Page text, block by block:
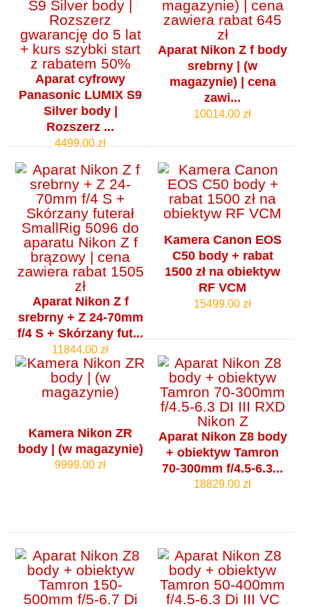
Aparat cyfrowy
Panasonic LUMIX S9
Silver body |
Rozszerz ...
4499.00 zł
Aparat Nikon Z f body
srebrny | (w
magazynie) | cena
zawi...
10014.00 zł
Aparat Nikon Z f
srebrny + Z 24-70mm
f/4 S + Skórzany fut...
11844.00 zł
Kamera Canon EOS
C50 body + rabat
1500 zł na obiektyw
RF VCM
15499.00 zł
Kamera Nikon ZR
body | (w magazynie)
9999.00 zł
Aparat Nikon Z8 body
+ obiektyw Tamron
70-300mm f/4.5-6.3...
18829.00 zł